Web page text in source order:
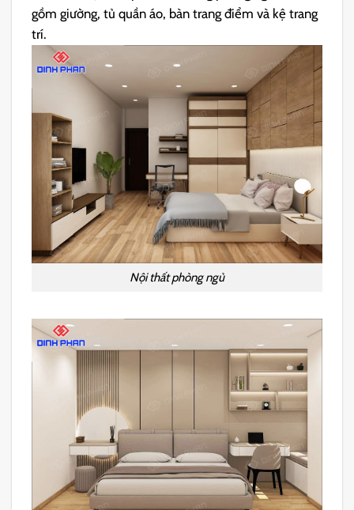
gồm giường, tủ quần áo, bàn trang điểm và kệ trang
trí.
Nội thất phòng ngủ